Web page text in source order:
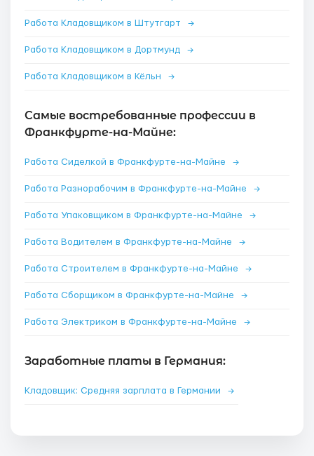
Работа Кладовщиком в Штутгарт →
Работа Кладовщиком в Дортмунд →
Работа Кладовщиком в Кёльн →
Самые востребованные профессии в
Франкфурте-на-Майне:
Работа Сиделкой в Франкфурте-на-Майне →
Работа Разнорабочим в Франкфурте-на-Майне →
Работа Упаковщиком в Франкфурте-на-Майне →
Работа Водителем в Франкфурте-на-Майне →
Работа Строителем в Франкфурте-на-Майне →
Работа Сборщиком в Франкфурте-на-Майне →
Работа Электриком в Франкфурте-на-Майне →
Заработные платы в Германия:
Кладовщик: Средняя зарплата в Германии →